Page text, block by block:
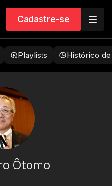
Cadastre-se
Playlists Histórico
Ôtomo